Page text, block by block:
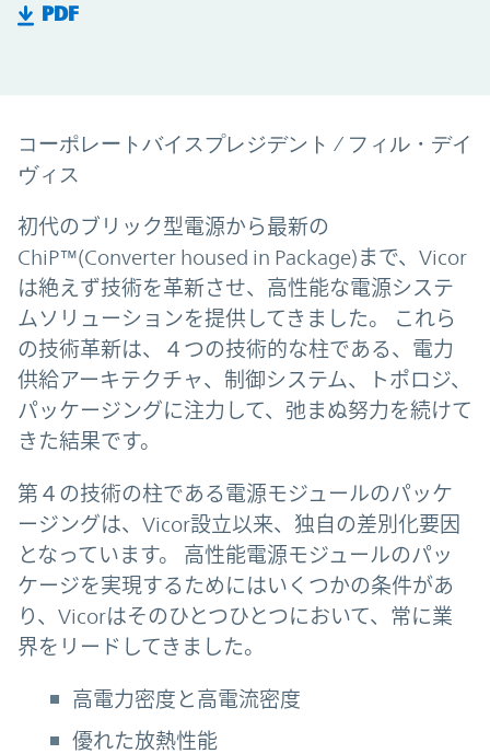
PDF
コーポレートバイスプレジデント / フィル・デイ
ヴィス
初代のブリック型電源から最新の
ChiP™(Converter housed in Package)まで、Vicor
は絶えず技術を革新させ、高性能な電源システ
ムソリューションを提供してきました。 これら
の技術革新は、４つの技術的な柱である、電力
供給アーキテクチャ、制御システム、トポロジ、
パッケージングに注力して、弛まぬ努力を続けて
きた結果です。
第４の技術の柱である電源モジュールのパッケ
ージングは、Vicor設立以来、独自の差別化要因
となっています。 高性能電源モジュールのパッ
ケージを実現するためにはいくつかの条件があ
り、Vicorはそのひとつひとつにおいて、常に業
界をリードしてきました。
高電力密度と高電流密度
優れた放熱性能